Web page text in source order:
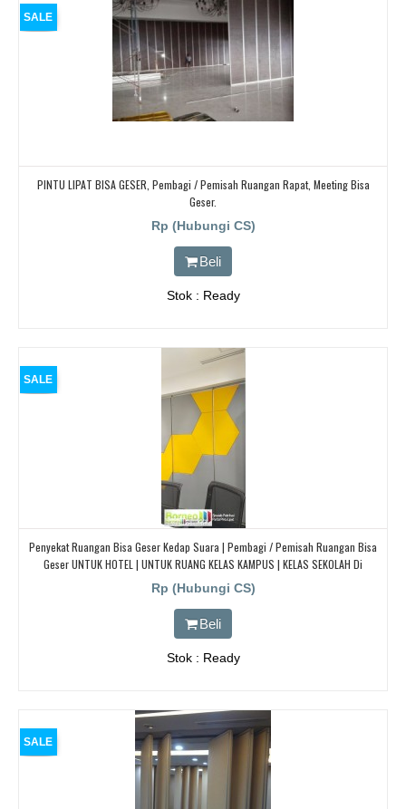
SALE
PINTU LIPAT BISA GESER, Pembagi / Pemisah Ruangan Rapat, Meeting Bisa
Geser.
Rp (Hubungi CS)
Beli
Stok : Ready
SALE
Penyekat Ruangan Bisa Geser Kedap Suara | Pembagi / Pemisah Ruangan Bisa
Geser UNTUK HOTEL | UNTUK RUANG KELAS KAMPUS | KELAS SEKOLAH Di
BANDUNG, JAKARTA, BEKASI, TANGERANG
Rp (Hubungi CS)
Beli
Stok : Ready
SALE